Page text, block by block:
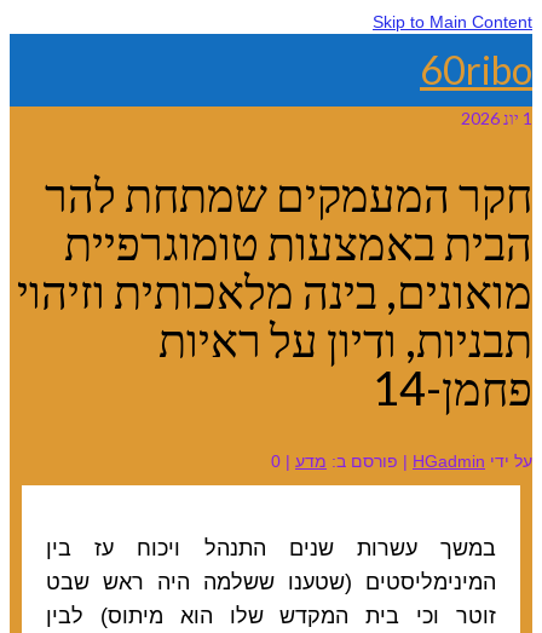
Skip to Main Content
60ribo
1יונ 2026
חקר המעמקים שמתחת להר
הבית באמצעות טומוגרפיית
מואונים, בינה מלאכותית וזיהוי
תבניות, ודיון על ראיות
פחמן-14
על ידי HGadmin
| פורסם ב: מדע |
0
במשך עשרות שנים התנהל ויכוח עז בין
המינימליסטים (שטענו ששלמה היה ראש שבט
זוטר וכי בית המקדש שלו הוא מיתוס) לבין